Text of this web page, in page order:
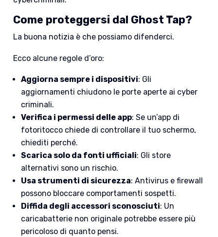
Come proteggersi dal Ghost Tap?
La buona notizia è che possiamo difenderci.
Ecco alcune regole d’oro:
Aggiorna sempre i dispositivi: Gli
aggiornamenti chiudono le porte aperte ai cyber
criminali.
Verifica i permessi delle app: Se un’app di
fotoritocco chiede di controllare il tuo schermo,
chiediti perché.
Scarica solo da fonti ufficiali: Gli store
alternativi sono un rischio.
Usa strumenti di sicurezza: Antivirus e firewall
possono bloccare comportamenti sospetti.
Diffida degli accessori sconosciuti: Un
caricabatterie non originale potrebbe essere più
pericoloso di quanto pensi.